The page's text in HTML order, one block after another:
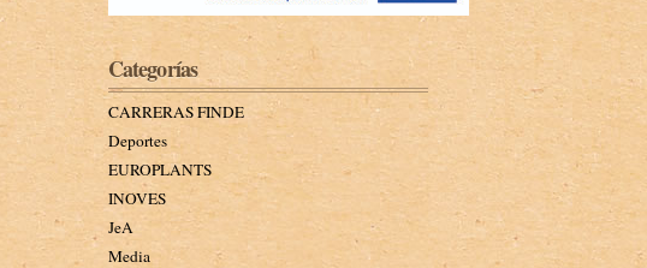
Categorías
CARRERAS FINDE
Deportes
EUROPLANTS
INOVES
JeA
Media